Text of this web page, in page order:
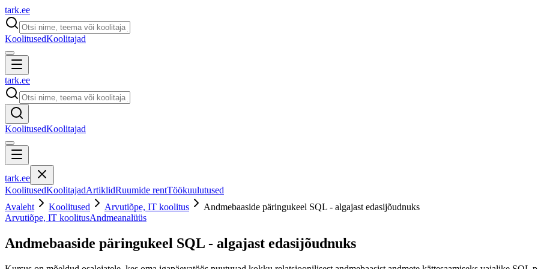
tark.ee
KoolitusedKoolitajad
tark.ee
KoolitusedKoolitajad
tark.ee
KoolitusedKoolitajadArtiklidRuumide rentTöökuulutused
Avaleht
Koolitused Arvutiõpe, IT koolitus
Andmebaaside päringukeel SQL - algajast edasijõudnuks
Arvutiõpe, IT koolitusAndmeanalüüs
Andmebaaside päringukeel SQL - algajast edasijõudnuks